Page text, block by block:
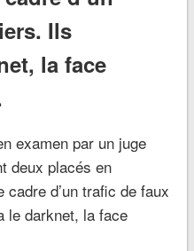
Ils
la face
examen par un juge
deux placés en
d’un trafic de faux
le darknet, la face